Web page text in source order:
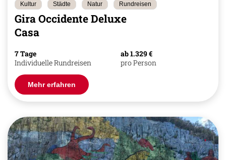
Kultur Städte Natur Rundreisen
Gira Occidente Deluxe
Casa
7 Tage
Individuelle Rundreisen
ab 1.329 €
pro Person
Mehr erfahren